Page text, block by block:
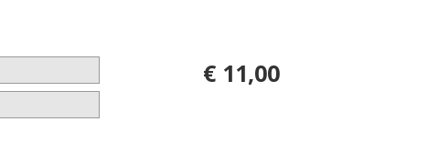
€ 11,00